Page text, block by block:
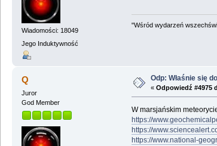
Wiadomości: 18049
Jego Induktywność
"Wśród wydarzeń
Q
Juror
God Member
Odp: Właśnie się
« Odpowiedź #4975
W marsjańskim
https://
https://
https://www.national-